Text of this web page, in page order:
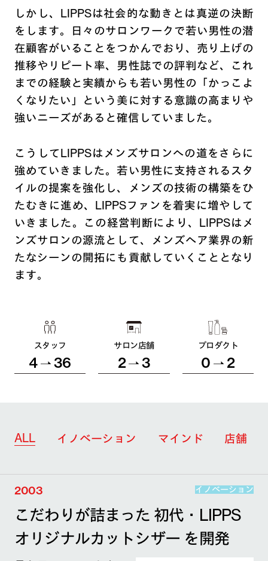
しかし、LIPPSは社会的な動きとは真逆の決断
をします。日々のサロンワークで若い男性の潜
在顧客がいることをつかんでおり、売り上げの
推移やリピート率、男性誌での評判など、これ
までの経験と実績からも若い男性の「かっこよ
くなりたい」という美に対する意識の高まりや
強いニーズがあると確信していました。
こうしてLIPPSはメンズサロンへの道をさらに
強めていきました。若い男性に支持されるスタ
イルの提案を強化し、メンズの技術の構築をひ
たむきに進め、LIPPSファンを着実に増やして
いきました。この経営判断により、LIPPSはメ
ンズサロンの源流として、メンズヘア業界の新
たなシーンの開拓にも貢献していくこととなり
ます。
スタッフ
4 36
サロン店舗
2 3
プロダクト
0 2
ALL イノベーション マインド 店舗
2003 イノベーション
こだわりが詰まった 初代・LIPPS
オリジナルカットシザー を開発